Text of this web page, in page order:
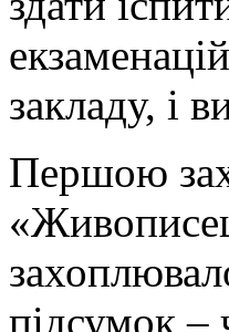
закладу, і
Першою
підсумок –